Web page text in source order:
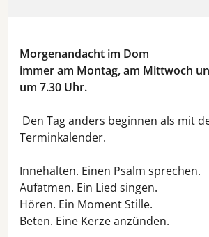
Morgenandacht im Dom
immer am Montag, am Mittwoch
um 7.30 Uhr.
Den Tag anders beginnen als mit
Terminkalender.
Innehalten. Einen Psalm sprechen.
Aufatmen. Ein Lied singen.
Hören. Ein Moment Stille.
Beten. Eine Kerze anzünden.